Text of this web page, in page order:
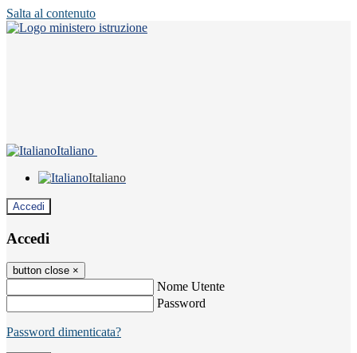
Salta al contenuto
Italiano
Italiano
Accedi
Accedi
button close ×
Nome Utente
Password
Password dimenticata?